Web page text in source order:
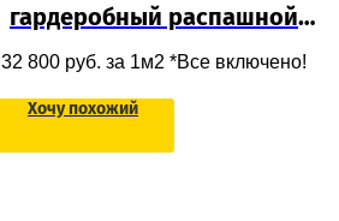
гардеробный распашной
шкаф с зеркалом для
одежды в гардеробную
32 800 руб. за 1м2 *Все включено!
Хочу похожий